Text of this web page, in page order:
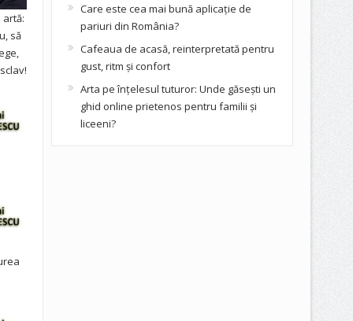
să
Care este cea mai bună aplicație de
pariuri din România?
Cafeaua de acasă, reinterpretată pentru
gust, ritm și confort
Arta pe înțelesul tuturor: Unde găsești un
ghid online prietenos pentru familii și
liceeni?